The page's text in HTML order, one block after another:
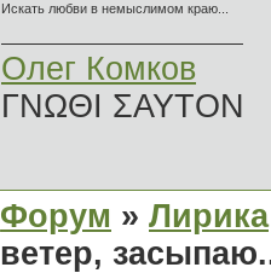
Искать любви в немыслимом краю...
Олег Комков
ΓΝΩΘΙ ΣΑΥΤΟΝ
Форум » Лирика
ветер,